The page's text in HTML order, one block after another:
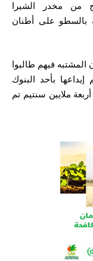
من مخدر الشيرا
بالسطو على أطنان
فيهم طالبوا
يتم إيداعها بأحد البنوك
ملايين سنتيم تم